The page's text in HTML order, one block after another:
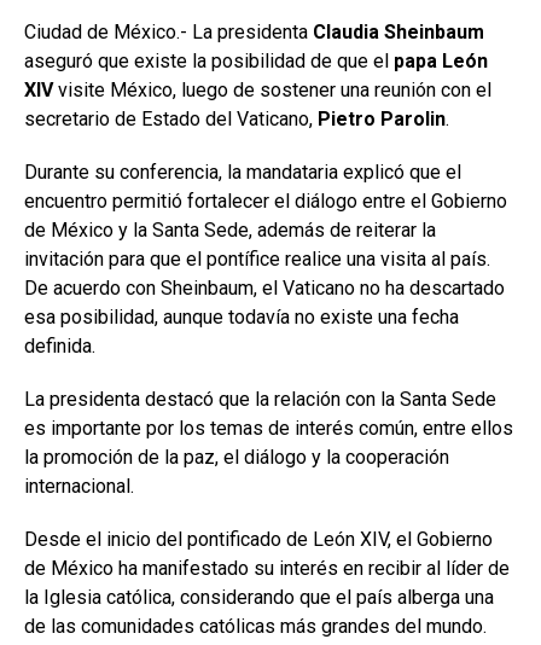
Ciudad de México.- La presidenta Claudia Sheinbaum
aseguró que existe la posibilidad de que el papa León
XIVvisite México, luego de sostener una reunión con el
secretario de Estado del Vaticano, Pietro Parolin.
Durante su conferencia, la mandataria explicó que el
encuentro permitió fortalecer el diálogo entre el Gobierno
de México y la Santa Sede, además de reiterar la
invitación para que el pontífice realice una visita al país.
De acuerdo con Sheinbaum, el Vaticano no ha descartado
esa posibilidad, aunque todavía no existe una fecha
definida.
La presidenta destacó que la relación con la Santa Sede
es importante por los temas de interés común, entre ellos
la promoción de la paz, el diálogo y la cooperación
internacional.
Desde el inicio del pontificado de León XIV, el Gobierno
de México ha manifestado su interés en recibir al líder de
la Iglesia católica, considerando que el país alberga una
de las comunidades católicas más grandes del mundo.